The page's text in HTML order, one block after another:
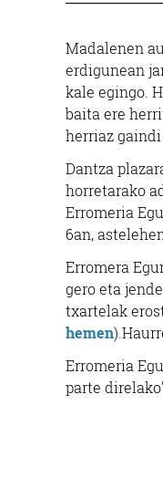
Madalenen
erdigunean
kale egingo.
baita ere
herriaz gaindi
Dantza
horretarako
Erromeria
6an,
Erromera
gero eta
txartelak
hemen
Erromeria
parte